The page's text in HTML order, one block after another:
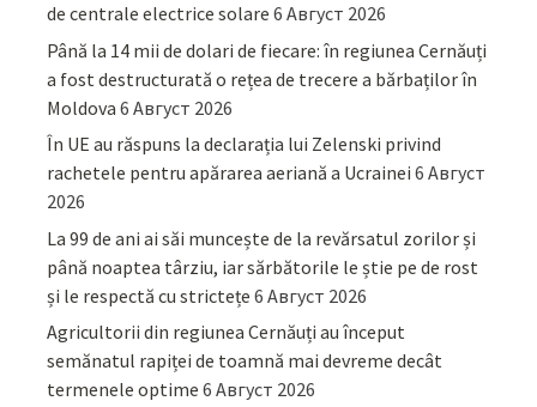
de centrale electrice solare 6 Август 2026
Până la 14 mii de dolari de fiecare: în regiunea Cernăuți
a fost destructurată o rețea de trecere a bărbaților în
Moldova 6 Август 2026
În UE au răspuns la declarația lui Zelenski privind
rachetele pentru apărarea aeriană a Ucrainei 6 Август
2026
La 99 de ani ai săi muncește de la revărsatul zorilor și
până noaptea târziu, iar sărbătorile le știe pe de rost
și le respectă cu strictețe 6 Август 2026
Agricultorii din regiunea Cernăuți au început
semănatul rapiței de toamnă mai devreme decât
termenele optime 6 Август 2026